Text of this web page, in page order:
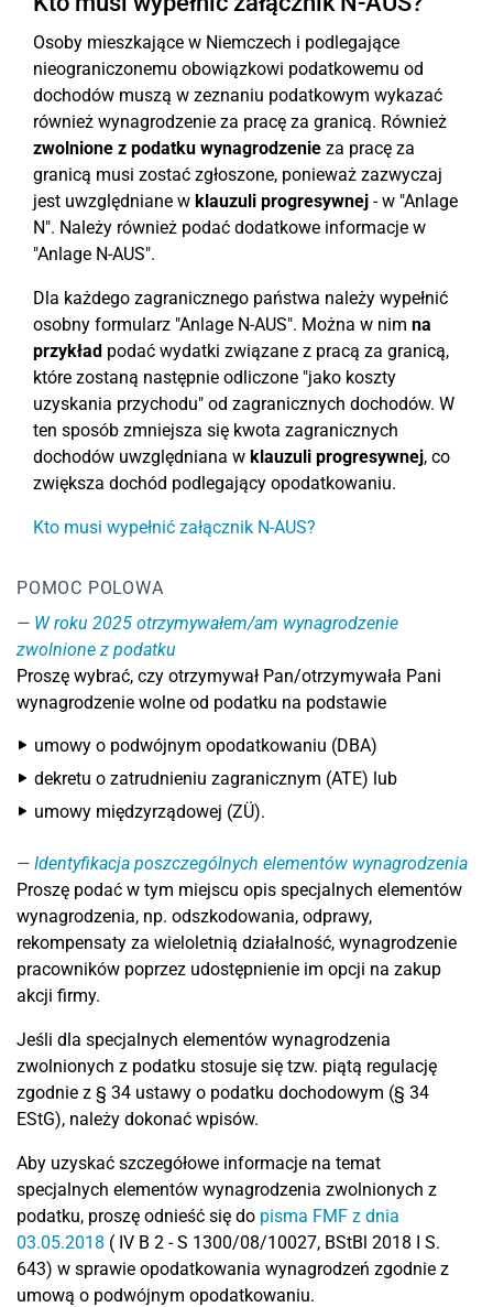
Osoby mieszkające w Niemczech i podlegające
nieograniczonemu obowiązkowi podatkowemu od
dochodów muszą w zeznaniu podatkowym wykazać
również wynagrodzenie za pracę za granicą. Również
zwolnione z podatku wynagrodzenie za pracę za
granicą musi zostać zgłoszone, ponieważ zazwyczaj
jest uwzględniane w klauzuli progresywnej - w "Anlage
N". Należy również podać dodatkowe informacje w
"Anlage N-AUS".
Dla każdego zagranicznego państwa należy wypełnić
osobny formularz "Anlage N-AUS". Można w nim na
przykład podać wydatki związane z pracą za granicą,
które zostaną następnie odliczone "jako koszty
uzyskania przychodu" od zagranicznych dochodów. W
ten sposób zmniejsza się kwota zagranicznych
dochodów uwzględniana w klauzuli progresywnej, co
zwiększa dochód podlegający opodatkowaniu.
Kto musi wypełnić załącznik N-AUS?
POMOC POLOWA
W roku 2025 otrzymywałem/am wynagrodzenie
zwolnione z podatku
Proszę wybrać, czy otrzymywał Pan/otrzymywała Pani
wynagrodzenie wolne od podatku na podstawie
umowy o podwójnym opodatkowaniu (DBA)
dekretu o zatrudnieniu zagranicznym (ATE) lub
umowy międzyrządowej (ZÜ).
Identyfikacja poszczególnych elementów wynagrodzenia
Proszę podać w tym miejscu opis specjalnych elementów
wynagrodzenia, np. odszkodowania, odprawy,
rekompensaty za wieloletnią działalność, wynagrodzenie
pracowników poprzez udostępnienie im opcji na zakup
akcji firmy.
Jeśli dla specjalnych elementów wynagrodzenia
zwolnionych z podatku stosuje się tzw. piątą regulację
zgodnie z § 34 ustawy o podatku dochodowym (§ 34
EStG), należy dokonać wpisów.
Aby uzyskać szczegółowe informacje na temat
specjalnych elementów wynagrodzenia zwolnionych z
podatku, proszę odnieść się do pisma FMF z dnia
03.05.2018 ( IV B 2 - S 1300/08/10027, BStBl 2018 I S.
643) w sprawie opodatkowania wynagrodzeń zgodnie z
umową o podwójnym opodatkowaniu.